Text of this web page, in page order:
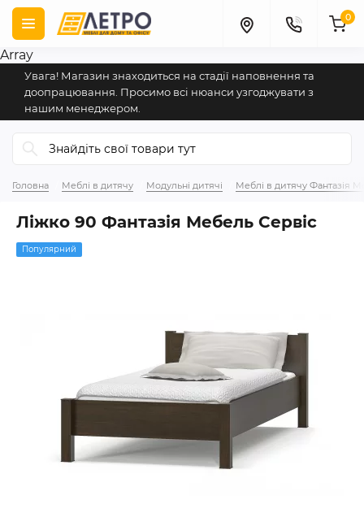
Array
Увага! Магазин знаходиться на стадії наповнення та
доопрацювання. Просимо всі нюанси узгоджувати з
нашим менеджером.
0
Головна Меблі в дитячу Модульні дитячі Меблі в дитячу Фантазія
Ліжко 90 Фантазія Мебель Сервіс
Популярний